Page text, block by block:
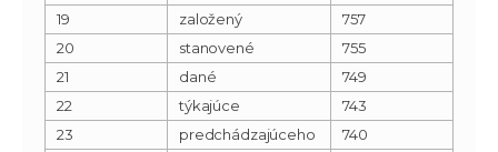
19
založený
757
20
stanovené
755
21
dané
749
22
týkajúce
743
23
predchádzajúceho
740